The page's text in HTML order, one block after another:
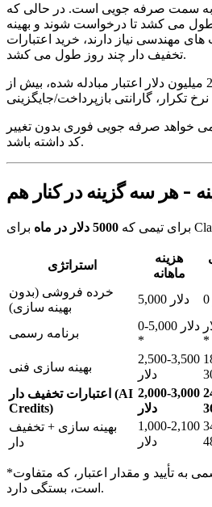
به سمت صرفه جویی است. در حالی که
می کشد تا درخواست شوند و بهینه
مهندسی نیاز دارند، خرید اعتبارات
تخفیف دار چند روز طول می کشد.
بیش از 20 میلیون دلار اعتبار مبادله شده، بیش از
خواهد صرفه جویی فوری بدون تغییر
کد داشته باشد.
- هر سه گزینه در کنار هم
برای تیمی که 5000 دلار در ماه
استراتژی
هزینه
ماهانه
خرده فروشی (بدون
بهینه سازی)
5,000 دلار
برنامه رسمی
0-5,000 دلار
*
*
بهینه سازی فنی
2,500-3,500
دلار
اعتبارات تخفیف دار (AI
Credits)
2,000-3,000
دلار
بهینه سازی + تخفیف
دار
1,000-2,100
دلار
*صرفه جویی برنامه رسمی به تأیید و مقدار اعتبار، که متفاوت
است، بستگی دارد.